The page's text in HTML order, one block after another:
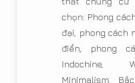
chọn: Phong
đại, phong cách
điển, phong
Indochine,
Minimalism,